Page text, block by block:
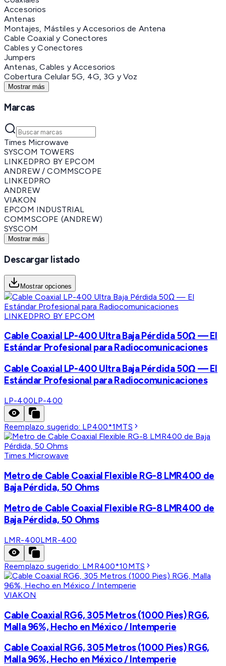
Accesorios
Antenas
Montajes, Mástiles y Accesorios de Antena
Cable Coaxial y Conectores
Cables y Conectores
Jumpers
Antenas, Cables y Accesorios
Cobertura Celular 5G, 4G, 3G y Voz
Mostrar más
Marcas
Times Microwave
SYSCOM TOWERS
LINKEDPRO BY EPCOM
ANDREW / COMMSCOPE
LINKEDPRO
ANDREW
VIAKON
EPCOM INDUSTRIAL
COMMSCOPE (ANDREW)
SYSCOM
Mostrar más
Descargar listado
Mostrar opciones
LINKEDPRO BY EPCOM
Cable Coaxial LP-400 Ultra Baja Pérdida 50Ω — El
Estándar Profesional para Radiocomunicaciones
Cable Coaxial LP-400 Ultra Baja Pérdida 50Ω — El
Estándar Profesional para Radiocomunicaciones
LP-400LP-400
Reemplazo sugerido: LP400*1MTS
Times Microwave
Metro de Cable Coaxial Flexible RG-8 LMR400 de
Baja Pérdida, 50 Ohms
Metro de Cable Coaxial Flexible RG-8 LMR400 de
Baja Pérdida, 50 Ohms
LMR-400LMR-400
Reemplazo sugerido: LMR400*10MTS
VIAKON
Cable Coaxial RG6, 305 Metros (1000 Pies) RG6,
Malla 96%, Hecho en México / Intemperie
Cable Coaxial RG6, 305 Metros (1000 Pies) RG6,
Malla 96%, Hecho en México / Intemperie